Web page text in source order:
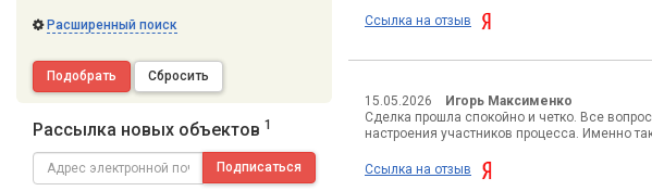
Расширенный поиск
Подобрать Сбросить
Рассылка новых объектов 1
Подписаться
Ссылка на отзыв
15.05.2026
Игорь Максименко
Сделка прошла спокойно и четко. Все
настроения участников процесса. Именно
Ссылка на отзыв